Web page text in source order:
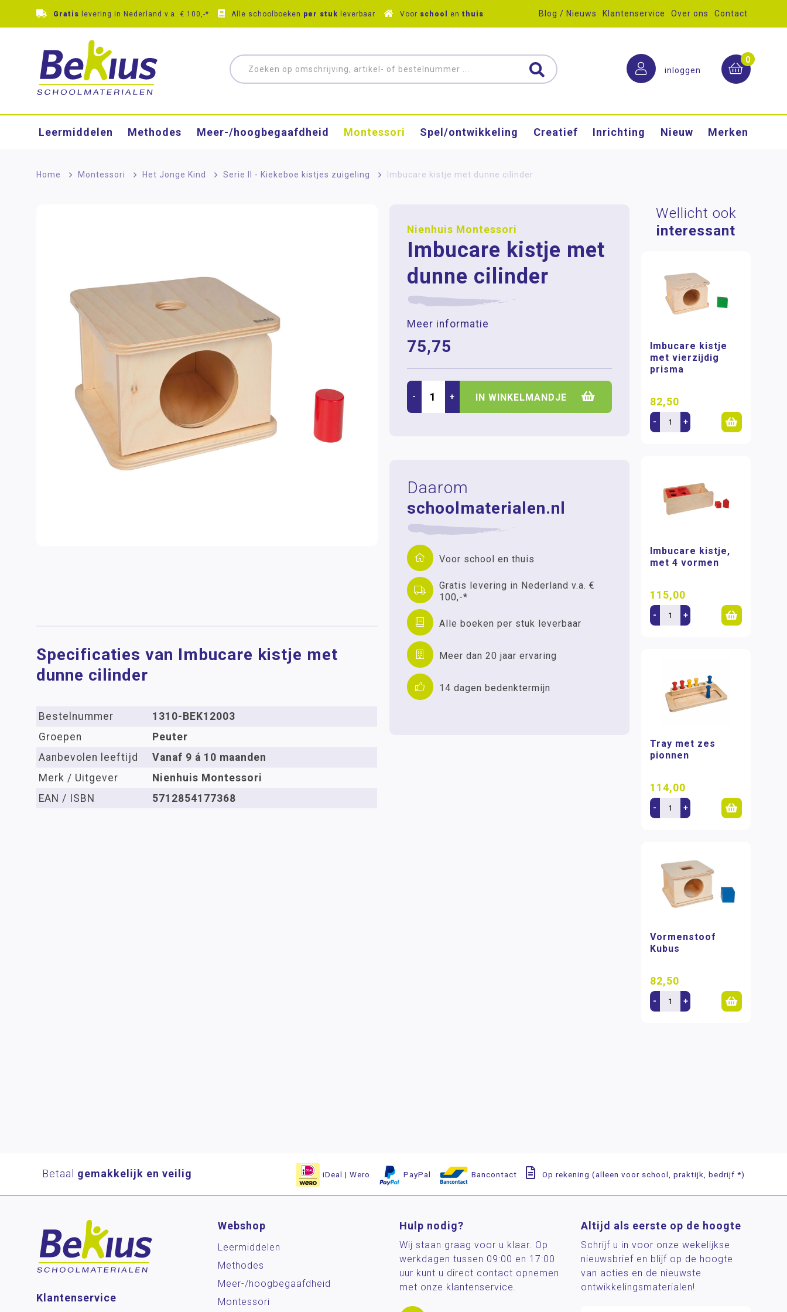
Gratis levering in Nederland v.a. € 100,-* Alle schoolboeken per stuk leverbaar Voor school en thuis Blog / Nieuws Klantenservice Over ons Contact
inloggen
0
Leermiddelen Methodes Meer-/hoog­begaafdheid Montessori Spel/ontwikkeling Creatief Inrichting Nieuw Merken
Home > Montessori > Het Jonge Kind > Serie II - Kiekeboe kistjes zuigeling > Imbucare kistje met dunne cilinder
Nienhuis Montessori
Imbucare kistje met
dunne cilinder
Meer informatie
75,75
- + IN WINKELMANDJE
Daarom
schoolmaterialen.nl
Voor school en thuis
Gratis levering in Nederland v.a. €
100,-*
Alle boeken per stuk leverbaar
Meer dan 20 jaar ervaring
14 dagen bedenktermijn
Specificaties van Imbucare kistje met
dunne cilinder
Bestelnummer
1310-BEK12003
Groepen
Peuter
Aanbevolen leeftijd
Vanaf 9 á 10 maanden
Merk / Uitgever
Nienhuis Montessori
EAN / ISBN
5712854177368
Wellicht ook
interessant
Imbucare kistje
met vierzijdig
prisma
82,50
- +
Imbucare kistje,
met 4 vormen
115,00
- +
Tray met zes
pionnen
114,00
- +
Vormenstoof
Kubus
82,50
- +
Betaal gemakkelijk en veilig iDeal | Wero PayPal Bancontact Op rekening (alleen voor school, praktijk, bedrijf *)
Klantenservice
Webshop
Leermiddelen
Methodes
Meer-/hoog­begaafdheid
Montessori
Hulp nodig?
Wij staan graag voor u klaar. Op
werkdagen tussen 09:00 en 17:00
uur kunt u direct contact opnemen
met onze klantenservice.
Altijd als eerste op de hoogte
Schrijf u in voor onze wekelijkse
nieuwsbrief en blijf op de hoogte
van acties en de nieuwste
ontwikkelingsmaterialen!